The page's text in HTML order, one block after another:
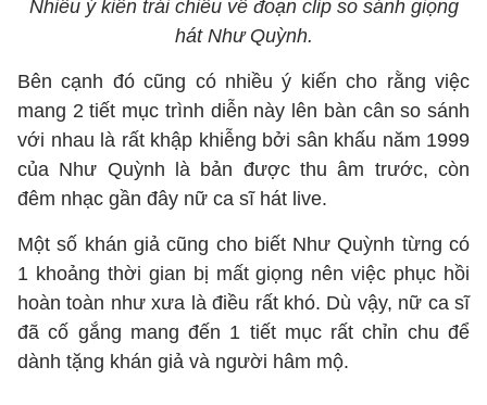
Nhiều ý kiến trái chiều về đoạn clip so sánh giọng
hát Như Quỳnh.
Bên cạnh đó cũng có nhiều ý kiến cho rằng việc
mang 2 tiết mục trình diễn này lên bàn cân so sánh
với nhau là rất khập khiễng bởi sân khấu năm 1999
của Như Quỳnh là bản được thu âm trước, còn
đêm nhạc gần đây nữ ca sĩ hát live.
Một số khán giả cũng cho biết Như Quỳnh từng có
1 khoảng thời gian bị mất giọng nên việc phục hồi
hoàn toàn như xưa là điều rất khó. Dù vậy, nữ ca sĩ
đã cố gắng mang đến 1 tiết mục rất chỉn chu để
dành tặng khán giả và người hâm mộ.